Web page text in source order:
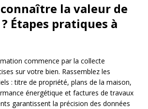
la valeur de
Étapes pratiques à
commence par la collecte
sur votre bien. Rassemblez les
: titre de propriété, plans de la maison,
énergétique et factures de travaux
garantissent la précision des données